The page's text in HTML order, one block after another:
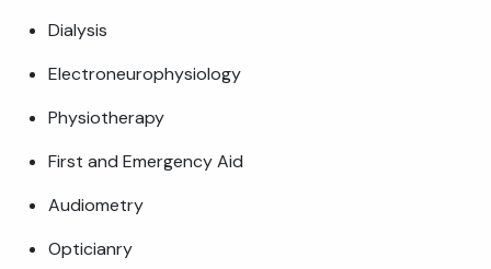
Dialysis
Electroneurophysiology
Physiotherapy
First and Emergency Aid
Audiometry
Opticianry